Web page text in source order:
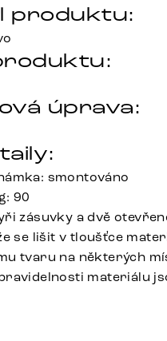
produktu:
úprava:
smontováno
90
zásuvky a dvě
se lišit v tloušťce
tvaru na některých
materiálu